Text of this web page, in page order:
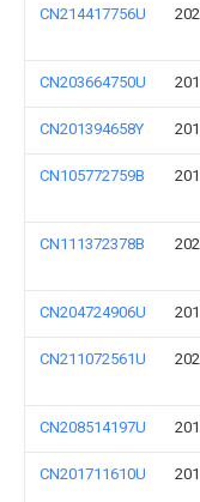
CN214417756U
CN203664750U
CN201394658Y
CN105772759B
CN111372378B
CN204724906U
CN211072561U
CN208514197U
CN201711610U